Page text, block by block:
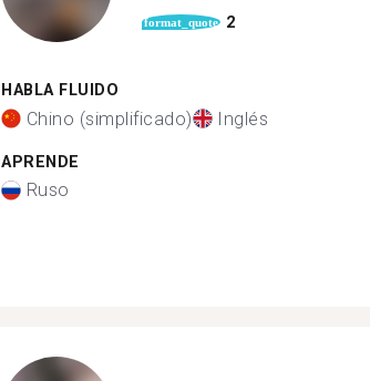
format_quote 2
HABLA FLUIDO
Chino (simplificado) Inglés
APRENDE
Ruso